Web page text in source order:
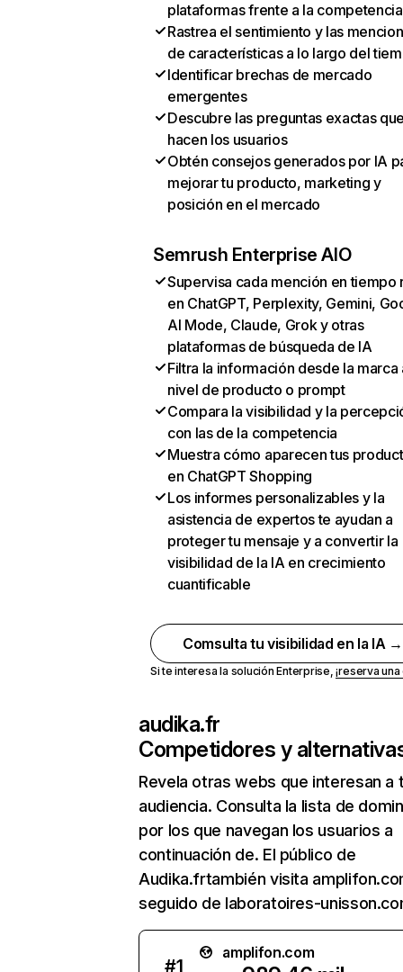
plataformas frente a la competencia
Rastrea el sentimiento y las
de características a lo largo del
Identificar brechas de mercado
emergentes
Descubre las preguntas exactas
hacen los usuarios
Obtén consejos generados por IA
mejorar tu producto, marketing y
posición en el mercado
Semrush Enterprise AIO
Supervisa cada mención en tiempo
en ChatGPT, Perplexity, Gemini,
AI Mode, Claude, Grok y otras
plataformas de búsqueda de IA
Filtra la información desde la marca
nivel de producto o prompt
Compara la visibilidad y la
con las de la competencia
Muestra cómo aparecen tus
en ChatGPT Shopping
Los informes personalizables y la
asistencia de expertos te ayudan a
proteger tu mensaje y a convertir la
visibilidad de la IA en crecimiento
cuantificable
Comsulta tu visibilidad en la IA →
Si te interesa la solución Enterprise,¡reserva
audika.fr
Competidores y
Revela otras webs que interesan a
audiencia. Consulta la lista de
por los que navegan los usuarios a
continuación de. El público de
Audika.frtambién visita
seguido de laboratoires-
#1
amplifon.com